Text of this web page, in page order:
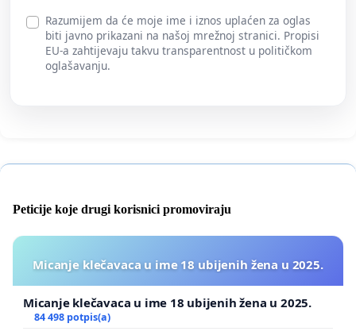
Razumijem da će moje ime i iznos uplaćen za oglas
biti javno prikazani na našoj mrežnoj stranici. Propisi
EU-a zahtijevaju takvu transparentnost u političkom
oglašavanju.
Peticije koje drugi korisnici promoviraju
Micanje klečavaca u ime 18 ubijenih žena u 2025.
Micanje klečavaca u ime 18 ubijenih žena u 2025.
84 498 potpis(a)